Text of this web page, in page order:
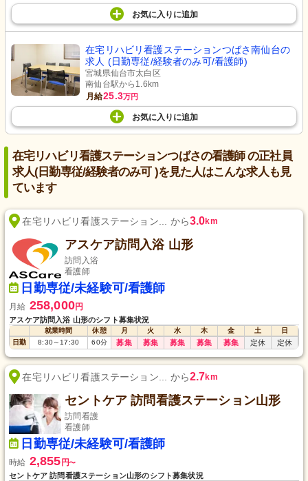
お気に入り に追加
在宅リハビリ看護ステーションつばさ南仙台の
求人 (日勤専従/経験者のみ可/看護師)
宮城県仙台市太白区
南仙台駅から1.6km
月給25.3万円
お気に入り に追加
在宅リハビリ看護ステーションつばさの看護師 の正社員
求人(日勤専従/経験者のみ可 )を見た人はこんな求人も見
ています
在宅リハビリ看護ステーション... から3.0km
アスケア訪問入浴 山形
訪問入浴
看護師
日勤専従/未経験可/看護師
月給 258,000円
アスケア訪問入浴 山形のシフト募集状況
就業時間 休憩 月 火 水 木 金 土
日
日勤
8:30～17:30 60分 募集 募集 募集 募集 募集 定休 定休
在宅リハビリ看護ステーション... から2.7km
セントケア 訪問看護ステーション山形
訪問看護
看護師
日勤専従/未経験可/看護師
時給 2,855 円〜
セントケア 訪問看護ステーション山形のシフト募集状況